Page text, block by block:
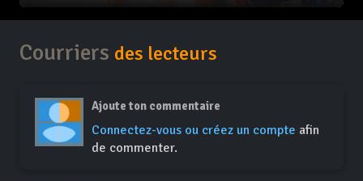
Courriers des lecteurs
Ajoute ton commentaire
Connectez-vous ou créez un compte afin
de commenter.